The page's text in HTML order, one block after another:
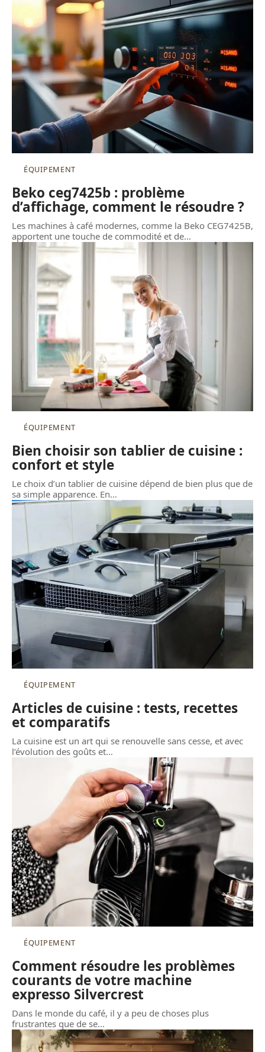
ÉQUIPEMENT
Beko ceg7425b : problème
d’affichage, comment le résoudre ?
Les machines à café modernes, comme la Beko CEG7425B,
apportent une touche de commodité et de…
ÉQUIPEMENT
Bien choisir son tablier de cuisine :
confort et style
Le choix d’un tablier de cuisine dépend de bien plus que de
sa simple apparence. En…
ÉQUIPEMENT
Articles de cuisine : tests, recettes
et comparatifs
La cuisine est un art qui se renouvelle sans cesse, et avec
l’évolution des goûts et…
ÉQUIPEMENT
Comment résoudre les problèmes
courants de votre machine
expresso Silvercrest
Dans le monde du café, il y a peu de choses plus
frustrantes que de se…